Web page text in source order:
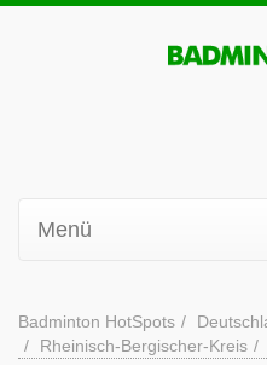
Menü
Badminton HotSpots
Rheinisch-Bergischer-Kreis